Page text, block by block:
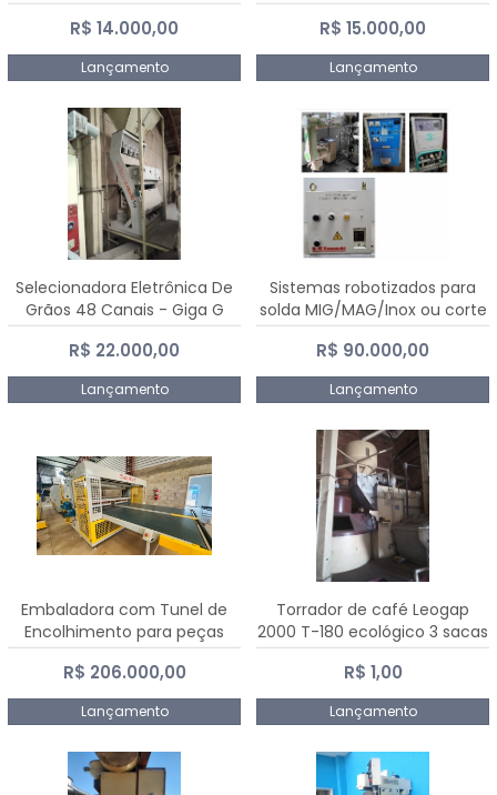
R$ 14.000,00
Lançamento
R$ 15.000,00
Lançamento
Selecionadora Eletrônica De
Grãos 48 Canais - Giga G
10000
R$ 22.000,00
Lançamento
Sistemas robotizados para
solda MIG/MAG/Inox ou corte
plasma
R$ 90.000,00
Lançamento
Embaladora com Tunel de
Encolhimento para peças
grandes portas janelas -
Dalmak
R$ 206.000,00
Lançamento
Torrador de café Leogap
2000 T-180 ecológico 3 sacas
de carga 540 kg/h
R$ 1,00
Lançamento